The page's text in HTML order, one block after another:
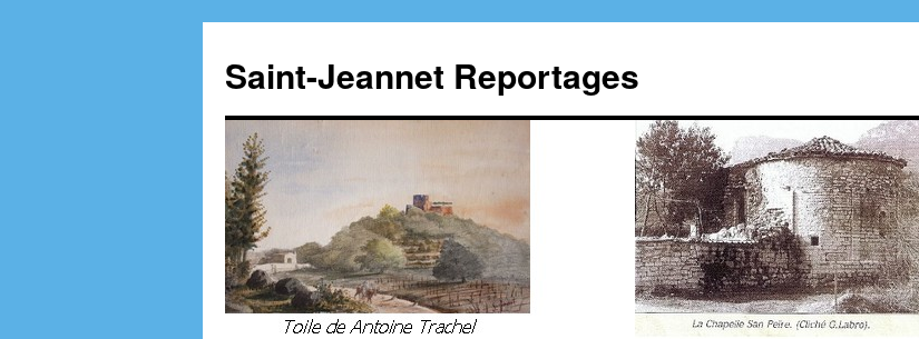
contenu
Saint-Jeannet Reportages